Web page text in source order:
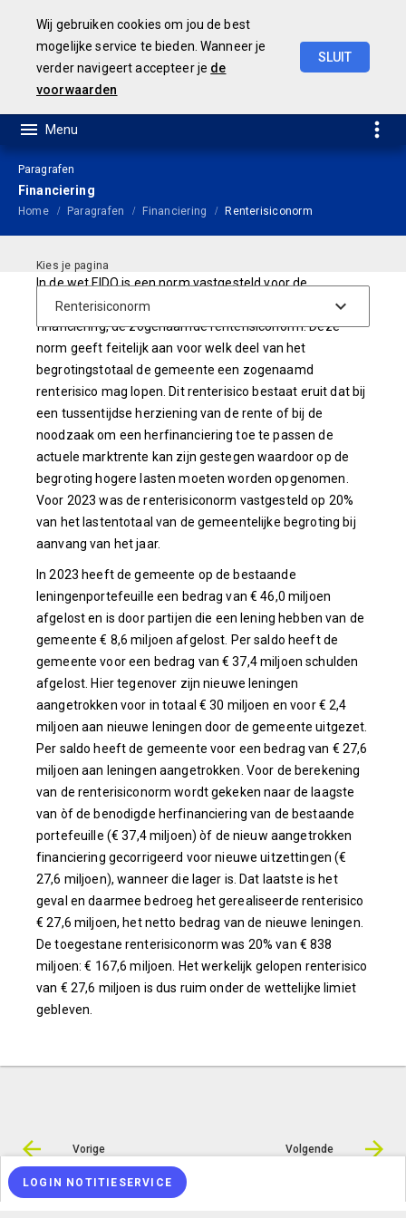
Wij gebruiken cookies om jou de best
mogelijke service te bieden. Wanneer je
verder navigeert accepteer je de
voorwaarden
SLUIT
Paragrafen
Financiering
Home Paragrafen Financiering Renterisiconorm
In de wet FIDO is een norm vastgesteld voor de
risicobeoordeling van de rente op de langlopende
financiering, de zogenaamde renterisiconorm. Deze
norm geeft feitelijk aan voor welk deel van het
begrotingstotaal de gemeente een zogenaamd
renterisico mag lopen. Dit renterisico bestaat eruit dat bij
een tussentijdse herziening van de rente of bij de
noodzaak om een herfinanciering toe te passen de
actuele marktrente kan zijn gestegen waardoor op de
begroting hogere lasten moeten worden opgenomen.
Voor 2023 was de renterisiconorm vastgesteld op 20%
van het lastentotaal van de gemeentelijke begroting bij
aanvang van het jaar.
In 2023 heeft de gemeente op de bestaande
leningenportefeuille een bedrag van € 46,0 miljoen
afgelost en is door partijen die een lening hebben van de
gemeente € 8,6 miljoen afgelost. Per saldo heeft de
gemeente voor een bedrag van € 37,4 miljoen schulden
afgelost. Hier tegenover zijn nieuwe leningen
aangetrokken voor in totaal € 30 miljoen en voor € 2,4
miljoen aan nieuwe leningen door de gemeente uitgezet.
Per saldo heeft de gemeente voor een bedrag van € 27,6
miljoen aan leningen aangetrokken. Voor de berekening
van de renterisiconorm wordt gekeken naar de laagste
van òf de benodigde herfinanciering van de bestaande
portefeuille (€ 37,4 miljoen) òf de nieuw aangetrokken
financiering gecorrigeerd voor nieuwe uitzettingen (€
27,6 miljoen), wanneer die lager is. Dat laatste is het
geval en daarmee bedroeg het gerealiseerde renterisico
€ 27,6 miljoen, het netto bedrag van de nieuwe leningen.
De toegestane renterisiconorm was 20% van € 838
miljoen: € 167,6 miljoen. Het werkelijk gelopen renterisico
van € 27,6 miljoen is dus ruim onder de wettelijke limiet
gebleven.
Vorige Volgende
© Inergy|Privacy statement
LOGIN NOTITIESERVICE